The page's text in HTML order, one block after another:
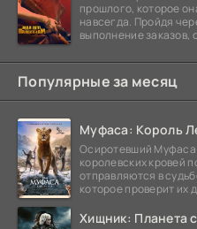
прошлого, которое
навсегда. Пройдя
выполнение заказов,
Популярные за месяц
Муфаса: Король
Осиротевший Муфаса
королевских кровей
отправляются в
которое проверит их
Хищник: Планета